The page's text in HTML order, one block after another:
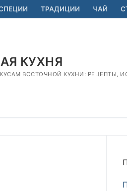
ТРАДИЦИИ ЧАЙ
КУХНЯ
ВОСТОЧНОЙ КУХНИ: РЕЦЕПТЫ,